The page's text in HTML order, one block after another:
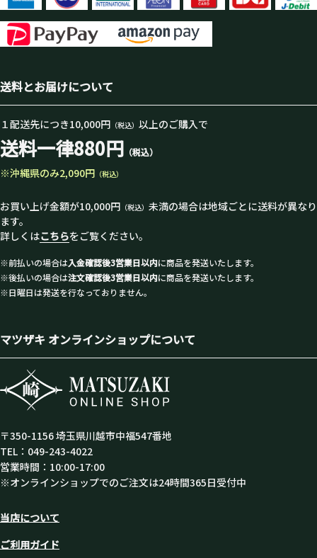
送料とお届けについて
１配送先につき10,000円 （税込） 以上のご購入で
送料一律880円 （税込）
※沖縄県のみ2,090円 （税込）
お買い上げ金額が10,000円 （税込） 未満の場合は地域ごとに送料が異なり
ます。
詳しくはこちらをご覧ください。
※前払いの場合は入金確認後3営業日以内に商品を発送いたします。
※後払いの場合は注文確認後3営業日以内に商品を発送いたします。
※日曜日は発送を行なっておりません。
マツザキ オンラインショップについて
〒350-1156 埼玉県川越市中福547番地
TEL：049-243-4022
営業時間：10:00-17:00
※オンラインショップでのご注文は24時間365日受付中
当店について
ご利用ガイド